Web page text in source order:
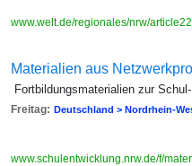
www.welt.de/regionales/nrw/
Materialien aus
Fortbildungsmaterialien zur
Freitag: Deutschland > Nordrhein-
www.schulentwicklung.nrw.de/f/